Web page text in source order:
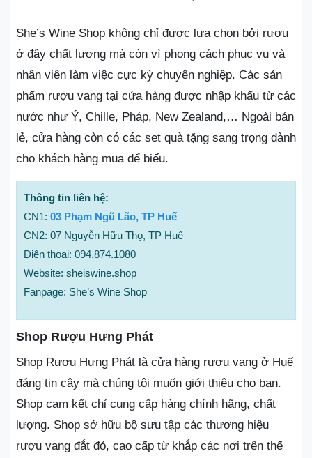
She’s Wine Shop không chỉ được lựa chọn bởi rượu
ở đây chất lượng mà còn vì phong cách phục vụ và
nhân viên làm việc cực kỳ chuyên nghiệp. Các sản
phẩm rượu vang tại cửa hàng được nhập khẩu từ các
nước như Ý, Chille, Pháp, New Zealand,… Ngoài bán
lẻ, cửa hàng còn có các set quà tặng sang trọng dành
cho khách hàng mua để biếu.
Thông tin liên hệ:
CN1: 03 Phạm Ngũ Lão, TP Huế
CN2: 07 Nguyễn Hữu Thọ, TP Huế
Điện thoại: 094.874.1080
Website: sheiswine.shop
Fanpage: She’s Wine Shop
Shop Rượu Hưng Phát
Shop Rượu Hưng Phát là cửa hàng rượu vang ở Huế
đáng tin cậy mà chúng tôi muốn giới thiệu cho bạn.
Shop cam kết chỉ cung cấp hàng chính hãng, chất
lượng. Shop sở hữu bộ sưu tập các thương hiệu
rượu vang đắt đỏ, cao cấp từ khắp các nơi trên thế